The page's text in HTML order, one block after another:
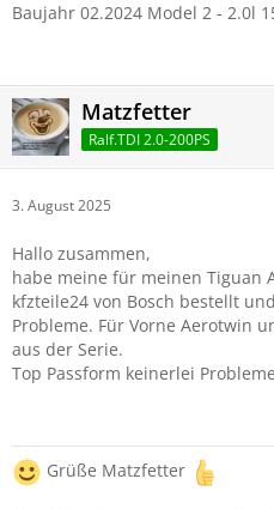
Baujahr 02.2024 Model 2 - 2.0l
Matzfetter
Ralf.TDI 2.0-200PS
3. August 2025
Hallo zusammen,
habe meine für meinen Tiguan
kfzteile24 von Bosch bestellt
Probleme. Für Vorne Aerotwin
aus der Serie.
Top Passform keinerlei
Grüße Matzfetter